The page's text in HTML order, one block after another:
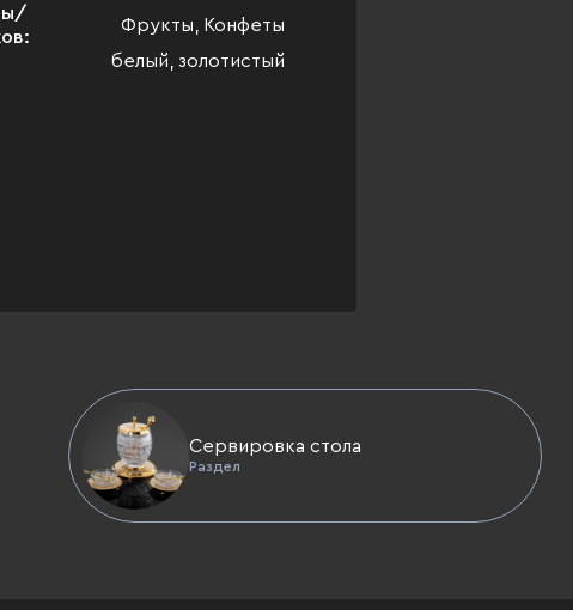
Фрукты, Конфеты
белый, золотистый
Сервировка стола
Раздел